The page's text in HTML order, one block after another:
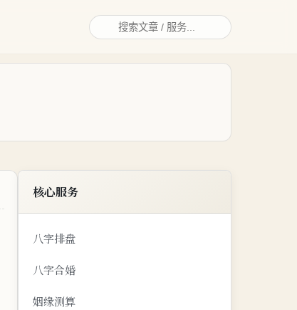
核心服务
八字排盘
八字合婚
姻缘测算